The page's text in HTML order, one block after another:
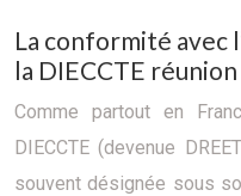
La conformité avec
la DIECCTE réunion
Comme partout en
DIECCTE (devenue
souvent désignée sous